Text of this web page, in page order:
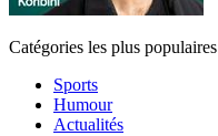
Catégories les plus populaires
Sports
Humour
Actualités